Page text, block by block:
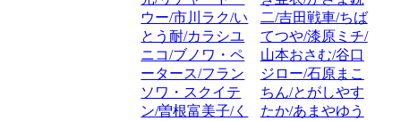
ウー/市川ラク/い
とう耐/カラシユ
ニコ/ブノワ・ペ
ータース/フラン
ソワ・スクイテ
ン/曽根富美子/く
二/吉田戦車/ちば
てつや/漆原ミチ/
山本おさむ/谷口
ジロー/石原まこ
ちん/とがしやす
たか/あまやゆう